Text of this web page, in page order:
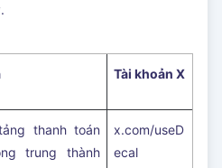
Tài khoản X
thanh toán
trung thành
x.com/useD
ecal